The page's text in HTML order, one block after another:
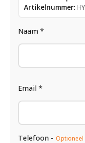
Artikelnummer:
Naam *
Email *
Telefoon - Optioneel